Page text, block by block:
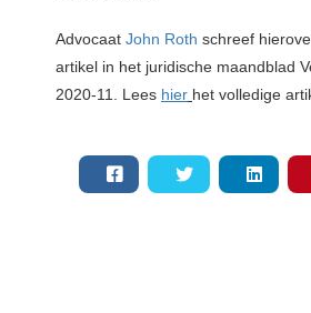
Advocaat John Roth schreef
artikel in het juridische maandblad
2020-11. Lees hier het volledige